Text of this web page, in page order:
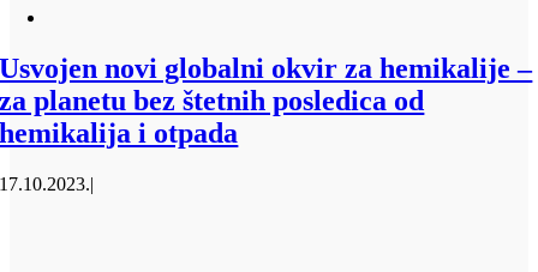
Usvojen novi globalni okvir za hemikalije –
za planetu bez štetnih posledica od
hemikalija i otpada
17.10.2023.|